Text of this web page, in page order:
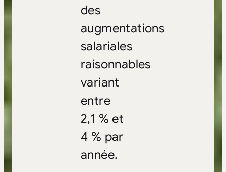
des
augmentations
salariales
raisonnables
variant
entre
2,1 % et
4 % par
année.